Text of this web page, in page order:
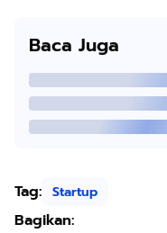
Baca Juga
Tag: Startup
Bagikan: